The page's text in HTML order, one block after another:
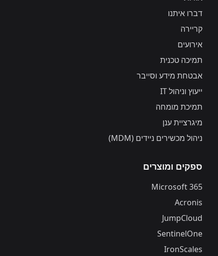
דברו איתנו
קריירה
אירועים
תמיכה טכנית
אבטחת מידע וסייבר
ייעוץ וניהול IT
תמיכת מומחה
מיגרציית ענן
ניהול מכשירים ניידים (MDM)
ספקים ומוצרים
Microsoft 365
Acronis
JumpCloud
SentinelOne
IronScales